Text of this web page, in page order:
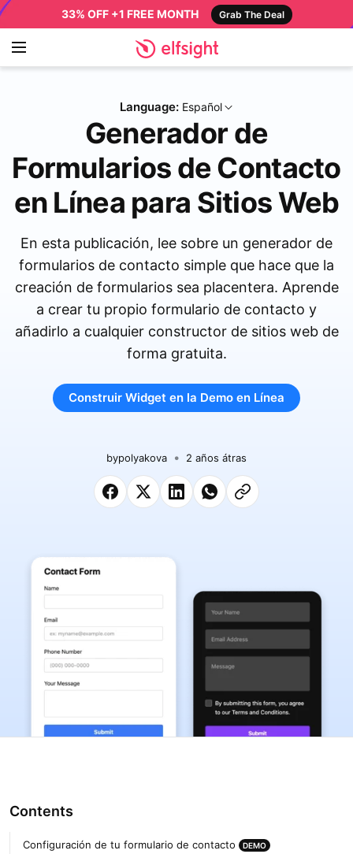
33% OFF +1 FREE MONTH Grab The Deal
Language: Español
Generador de
Formularios de Contacto
en Línea para Sitios Web
En esta publicación, lee sobre un generador de
formularios de contacto simple que hace que la
creación de formularios sea placentera. Aprende
a crear tu propio formulario de contacto y
añadirlo a cualquier constructor de sitios web de
forma gratuita.
Construir Widget en la Demo en Línea
bypolyakova 2 años átras
Contents
Configuración de tu formulario de contacto DEMO